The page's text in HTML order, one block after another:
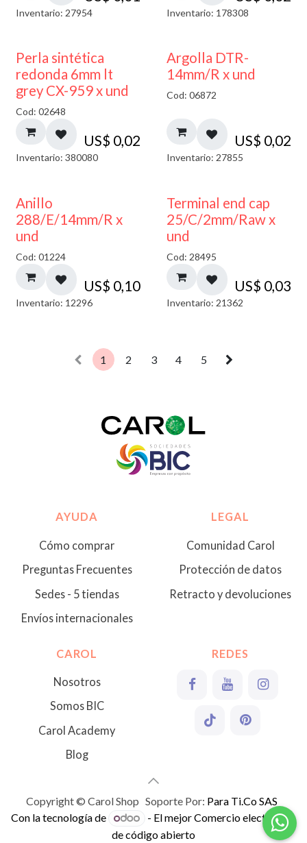
Inventario: 27954 Inventario: 178308
Perla sintética
redonda 6mm lt
grey CX-959 x und
Cod: 02648
US$ 0,02
Inventario: 380080
Argolla DTR-
14mm/R x und
Cod: 06872
US$ 0,02
Inventario: 27855
Anillo
288/E/14mm/R x
und
Cod: 01224
US$ 0,10
Inventario: 12296
Terminal end cap
25/C/2mm/Raw x
und
Cod: 28495
US$ 0,03
Inventario: 21362
1 2 3 4 5
AYUDA
Cómo comprar
Preguntas Frecuentes
Sedes - 5 tiendas
Envíos internacionales
LEGAL
Comunidad Carol
Protección de datos
Retracto y devoluciones
CAROL
Nosotros
Somos BIC
Carol Academy
Blog
REDES
Copyright © Carol Shop Soporte Por: Para Ti.Co SAS
Con la tecnología de
- El mejorComercio electrónico
de código abierto